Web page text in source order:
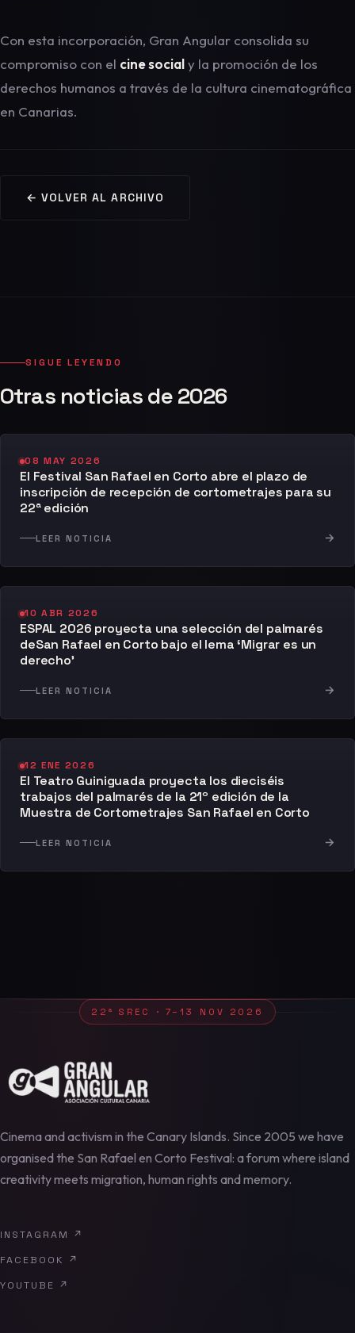
Con esta incorporación, Gran Angular consolida su
compromiso con el cine socialy la promoción de los
derechos humanos a través de la cultura cinematográfica
en Canarias.
← VOLVER AL ARCHIVO
SIGUE LEYENDO
Otras noticias de 2026
08 MAY 2026
El Festival San Rafael en Corto abre el plazo de
inscripción de recepción de cortometrajes para su
22ª edición
LEER NOTICIA →
10 ABR 2026
ESPAL 2026 proyecta una selección del palmarés
deSan Rafael en Corto bajo el lema ‘Migrar es un
derecho’
LEER NOTICIA →
12 ENE 2026
El Teatro Guiniguada proyecta los dieciséis
trabajos del palmarés de la 21º edición de la
Muestra de Cortometrajes San Rafael en Corto
LEER NOTICIA →
22ª SREC · 7–13 NOV 2026
Cinema and activism in the Canary Islands. Since 2005 we have
organised the San Rafael en Corto Festival: a forum where island
creativity meets migration, human rights and memory.
INSTAGRAM
↗
FACEBOOK
↗
YOUTUBE
↗